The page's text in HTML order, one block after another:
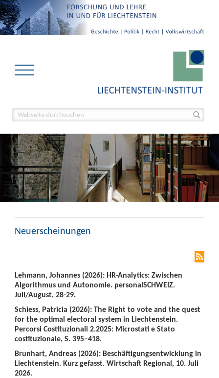
Neuerscheinungen
Lehmann, Johannes (2026): HR-Analytics: Zwischen
Algorithmus und Autonomie. personalSCHWEIZ.
Juli/August, 28-29.
Schiess, Patricia (2026): The Right to vote and the quest
for the optimal electoral system in Liechtenstein.
Percorsi Costituzionali 2.2025: Microstati e Stato
costituzionale, S. 395–418.
Brunhart, Andreas (2026): Beschäftigungsentwicklung in
Liechtenstein. Kurz gefasst. Wirtschaft Regional, 10. Juli
2026.